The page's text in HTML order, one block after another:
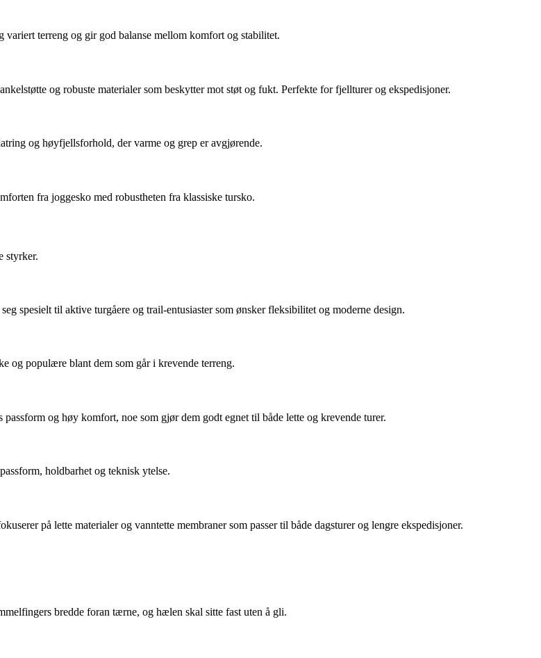
terreng og gir god balanse mellom komfort og stabilitet.
og robuste materialer som beskytter mot støt og fukt. Perfekte for fjellturer og ekspedisjoner.
og høyfjellsforhold, der varme og grep er avgjørende.
fra joggesko med robustheten fra klassiske tursko.
styrker.
spesielt til aktive turgåere og trail-entusiaster som ønsker fleksibilitet og moderne design.
og populære blant dem som går i krevende terreng.
og høy komfort, noe som gjør dem godt egnet til både lette og krevende turer.
holdbarhet og teknisk ytelse.
på lette materialer og vanntette membraner som passer til både dagsturer og lengre ekspedisjoner.
bredde foran tærne, og hælen skal sitte fast uten å gli.